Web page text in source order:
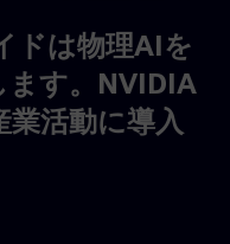
ドは物理AIを
ます。NVIDIA
活動に導入